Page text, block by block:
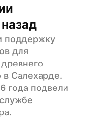
поддержку
для
в Салехарде.
года подвели